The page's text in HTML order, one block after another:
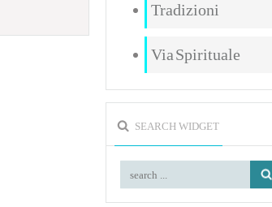
Tradizioni
Via Spirituale
SEARCH WIDGET